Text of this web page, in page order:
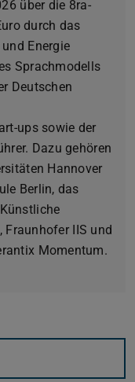
über die 8ra-
durch das
Energie
Sprachmodells
Deutschen
ups sowie der
Dazu gehören
Hannover
Berlin, das
Fraunhofer IIS und
Momentum.